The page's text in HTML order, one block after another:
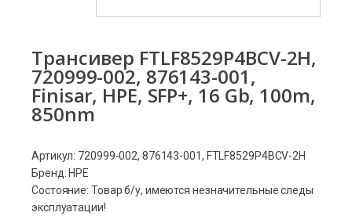
Трансивер FTLF8529P4BCV-2H,
720999-002, 876143-001,
Finisar, HPE, SFP+, 16 Gb, 100m,
850nm
Артикул: 720999-002, 876143-001, FTLF8529P4BCV-2H
Бренд: HPE
Состояние: Товар б/у, имеются незначительные следы
эксплуатации!